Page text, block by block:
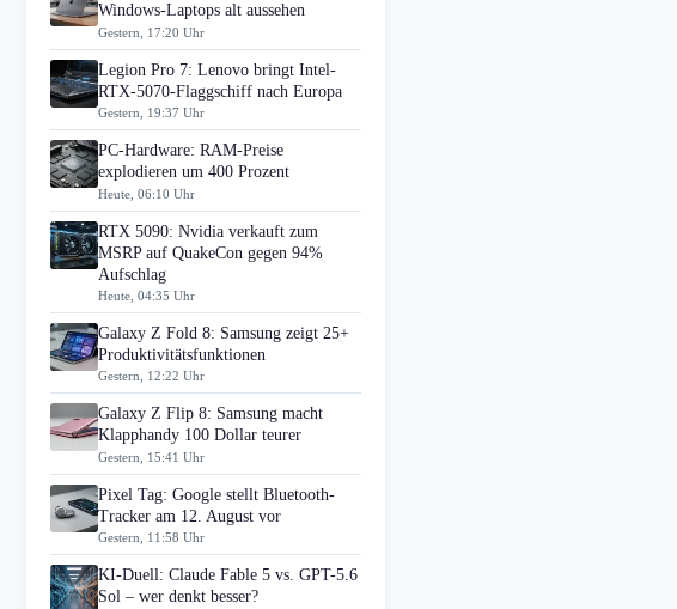
Windows-Laptops alt aussehen
Gestern, 17:20 Uhr
Legion Pro 7: Lenovo bringt Intel-
RTX-5070-Flaggschiff nach Europa
Gestern, 19:37 Uhr
PC-Hardware: RAM-Preise
explodieren um 400 Prozent
Heute, 06:10 Uhr
RTX 5090: Nvidia verkauft zum
MSRP auf QuakeCon gegen 94%
Aufschlag
Heute, 04:35 Uhr
Galaxy Z Fold 8: Samsung zeigt 25+
Produktivitätsfunktionen
Gestern, 12:22 Uhr
Galaxy Z Flip 8: Samsung macht
Klapphandy 100 Dollar teurer
Gestern, 15:41 Uhr
Pixel Tag: Google stellt Bluetooth-
Tracker am 12. August vor
Gestern, 11:58 Uhr
KI-Duell: Claude Fable 5 vs. GPT-5.6
Sol – wer denkt besser?